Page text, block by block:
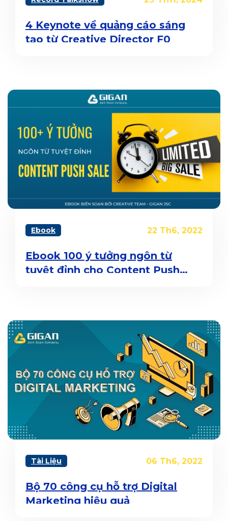
4 Keynote về quảng cáo sáng
tạo từ Creative Director F0
Ebook 22 Th6, 2022
Ebook 100 ý tưởng ngôn từ
tuyệt đỉnh cho Content Push
Tài Liệu 06 Th6, 2022
Bộ 70 công cụ hỗ trợ Digital
Marketing hiệu quả